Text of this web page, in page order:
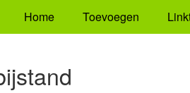
Home Toevoegen